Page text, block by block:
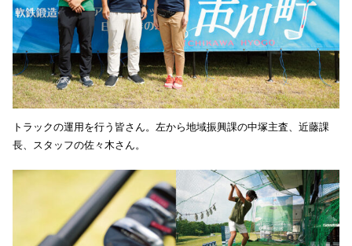
トラックの運用を行う皆さん。左から地域振興課の中塚主査、近藤課
長、スタッフの佐々木さん。